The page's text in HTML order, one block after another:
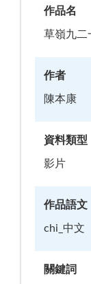
作品名
草嶺九二
作者
陳本康
資料類型
影片
作品語文
chi_中文
關鍵詞